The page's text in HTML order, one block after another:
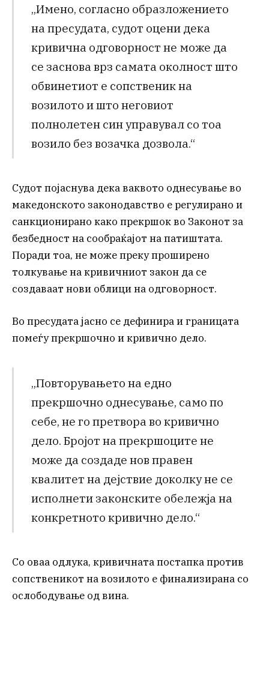
„Имено, согласно образложението
на пресудата, судот оцени дека
кривична одговорност не може да
се заснова врз самата околност што
обвинетиот е сопственик на
возилото и што неговиот
полнолетен син управувал со тоа
возило без возачка дозвола.“
Судот појаснува дека ваквото однесување во
македонското законодавство е регулирано и
санкционирано како прекршок во Законот за
безбедност на сообраќајот на патиштата.
Поради тоа, не може преку проширено
толкување на кривичниот закон да се
создаваат нови облици на одговорност.
Во пресудата јасно се дефинира и границата
помеѓу прекршочно и кривично дело.
„Повторувањето на едно
прекршочно однесување, само по
себе, не го претвора во кривично
дело. Бројот на прекршоците не
може да создаде нов правен
квалитет на дејствие доколку не се
исполнети законските обележја на
конкретното кривично дело.“
Со оваа одлука, кривичната постапка против
сопственикот на возилото е финализирана со
ослободување од вина.